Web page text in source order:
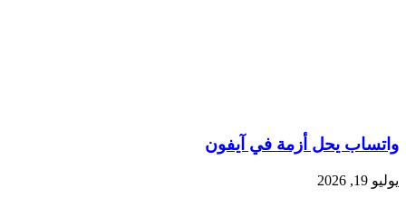
واتساب يحل أزمة في آيفون
يوليو 19, 2026